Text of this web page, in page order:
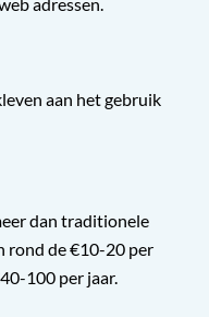
aan het gebruik
dan traditionele
rond de €10-20 per
100 per jaar.